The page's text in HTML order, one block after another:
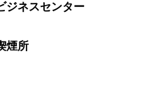
ジネスセンター
煙所